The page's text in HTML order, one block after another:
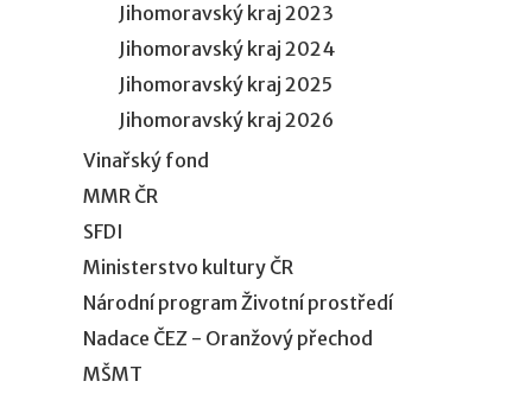
Jihomoravský kraj 2023
Jihomoravský kraj 2024
Jihomoravský kraj 2025
Jihomoravský kraj 2026
Vinařský fond
MMR ČR
SFDI
Ministerstvo kultury ČR
Národní program Životní prostředí
Nadace ČEZ - Oranžový přechod
MŠMT